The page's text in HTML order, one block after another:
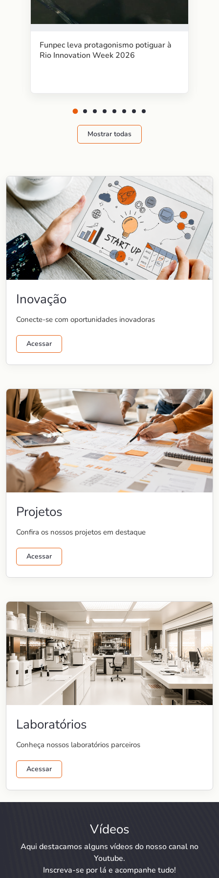
Funpec leva protagonismo potiguar à
Rio Innovation Week 2026
Mostrar todas
Inovação
Conecte-se com oportunidades inovadoras
Acessar
Projetos
Confira os nossos projetos em destaque
Acessar
Laboratórios
Conheça nossos laboratórios parceiros
Acessar
Vídeos
Aqui destacamos alguns vídeos do nosso canal no
Youtube.
Inscreva-se por lá e acompanhe tudo!